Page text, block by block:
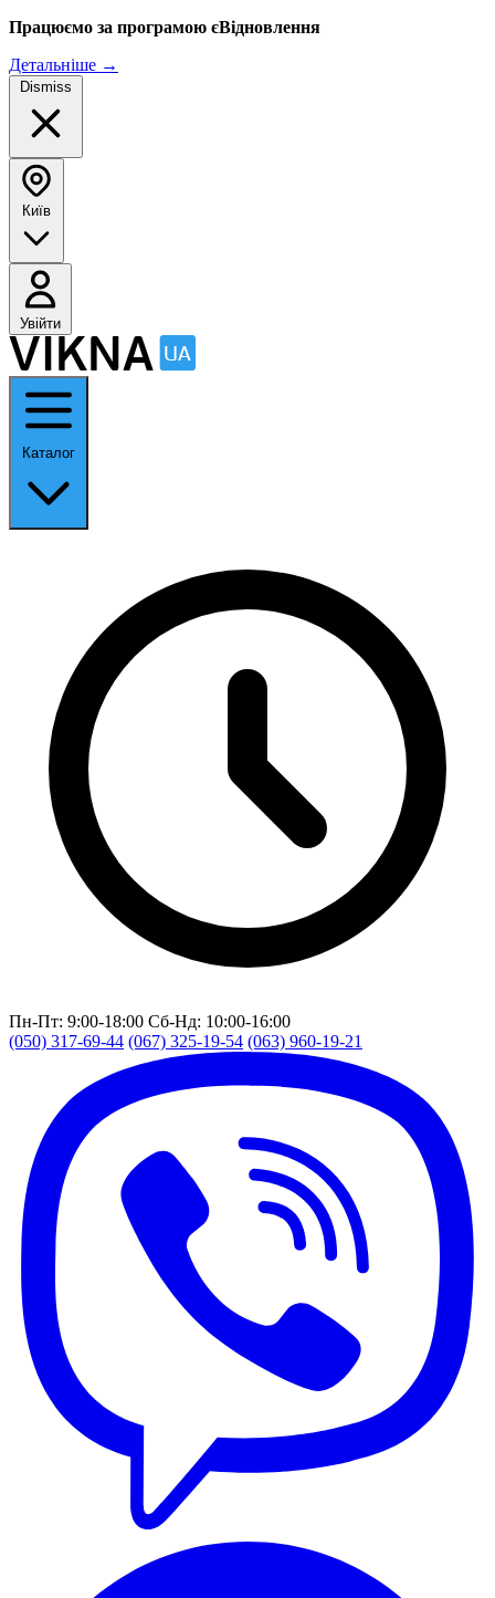
Працюємо за програмою єВідновлення
Детальніше →
Dismiss
Київ
Увійти
Каталог
Пн-Пт: 9:00-18:00 Сб-Нд: 10:00-16:00
(050) 317-69-44 (067) 325-19-54 (063) 960-19-21